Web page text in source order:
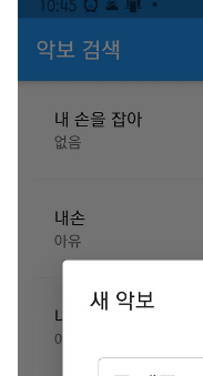
터 공식 API 문서도 열심히 뒤
해서 얻은 정보들을 조합하
하여, 저